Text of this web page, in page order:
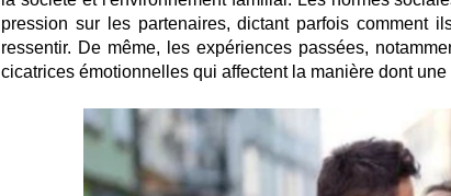
pression sur les partenaires, dictant parfois comment
ressentir. De même, les expériences passées,
cicatrices émotionnelles qui affectent la manière dont